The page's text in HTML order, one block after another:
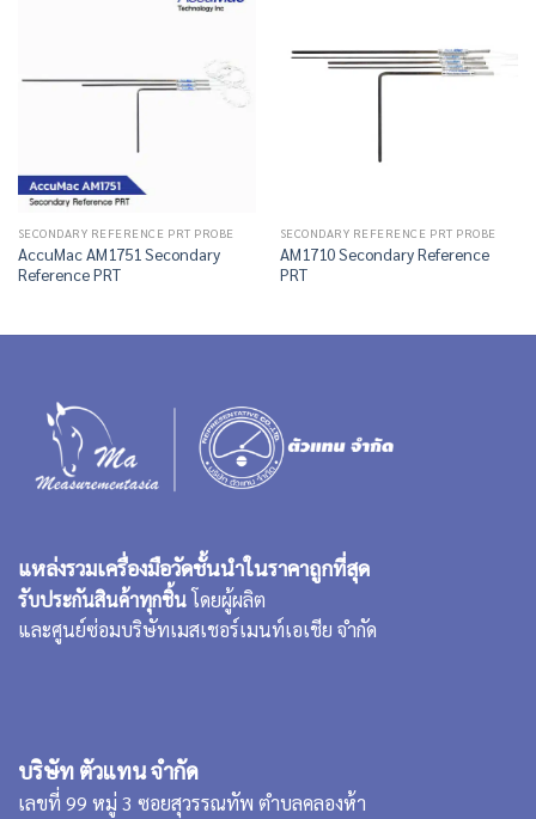
SECONDARY REFERENCE PRT PROBE
AccuMac AM1751 Secondary
Reference PRT
SECONDARY REFERENCE PRT PROBE
AM1710 Secondary Reference
PRT
แหล่งรวมเครื่องมือวัดชั้นนำในราคาถูกที่สุด
รับประกันสินค้าทุกชิ้น โดยผู้ผลิต
และศูนย์ซ่อมบริษัทเมสเชอร์เมนท์เอเชีย จำกัด
บริษัท ตัวแทน จำกัด
เลขที่ 99 หมู่ 3 ซอยสุวรรณทัพ ตำบลคลองห้า